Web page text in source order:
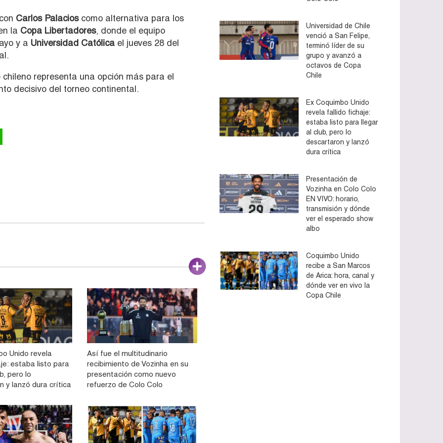
Carlos Palacioscomo alternativa para los
la Copa Libertadores, donde el equipo
y a Universidad Católica el jueves 28 del
representa una opción más para el
decisivo del torneo continental.
Unido revela
estaba listo para
pero lo
y lanzó dura crítica
Así fue el multitudinario
recibimiento de Vozinha en su
presentación como nuevo
refuerzo de Colo Colo
Universidad de Chile
venció a San Felipe,
terminó líder de su
grupo y avanzó a
octavos de Copa
Chile
Ex Coquimbo Unido
revela fallido fichaje:
estaba listo para llegar
al club, pero lo
descartaron y lanzó
dura crítica
Presentación de
Vozinha en Colo Colo
EN VIVO: horario,
transmisión y dónde
ver el esperado show
albo
Coquimbo Unido
recibe a San Marcos
de Arica: hora, canal y
dónde ver en vivo la
Copa Chile